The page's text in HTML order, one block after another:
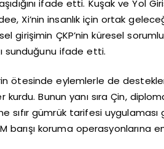
ifade etti. Kuşak ve Yol
Xi’nin insanlık için ortak
ÇKP’nin küresel
sunduğunu ifade etti.
ötesinde eylemlerle de
kurdu. Bunun yanı sıra Çin,
sıfır gümrük tarifesi uygulaması
barışı koruma operasyonlarına